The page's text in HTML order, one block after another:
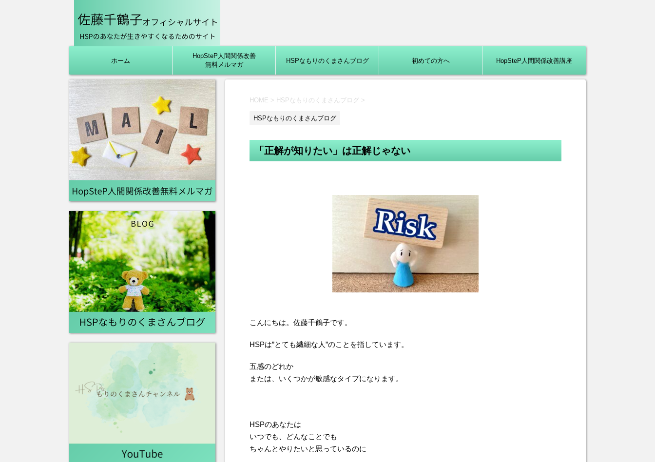
ホーム
HopSteP人間関係改善
無料メルマガ
HSPなもりのくまさんブログ 初めての方へ HopSteP人間関係改善講座
HOME > HSPなもりのくまさんブログ >
HSPなもりのくまさんブログ
「正解が知りたい」は正解じゃない
こんにちは。佐藤千鶴子です。
HSPは”とても繊細な人”のことを指しています。
五感のどれか
または、いくつかが敏感なタイプになります。
HSPのあなたは
いつでも、どんなことでも
ちゃんとやりたいと思っているのに